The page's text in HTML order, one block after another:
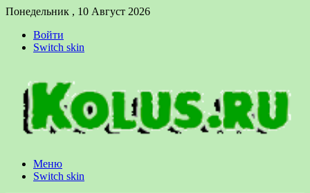
Понедельник , 10 Август 2026
Войти
Switch skin
Меню
Switch skin